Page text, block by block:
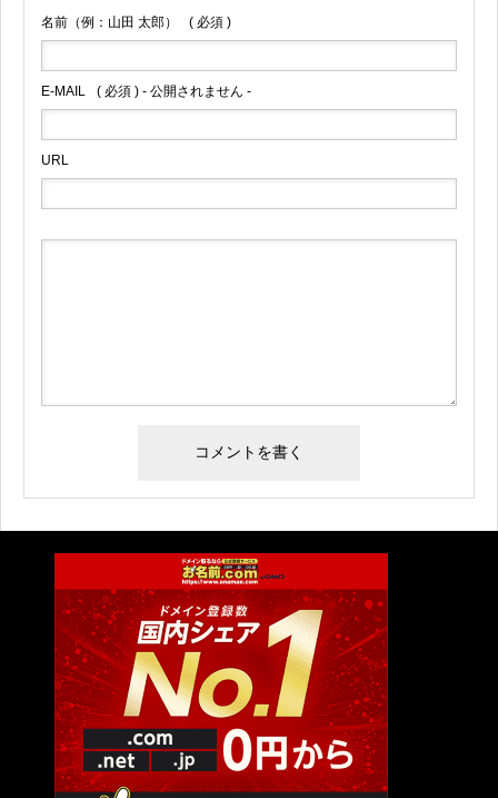
名前（例：山田 太郎） ( 必須 )
E-MAIL ( 必須 ) - 公開されません -
URL